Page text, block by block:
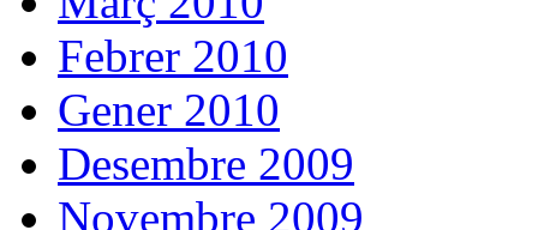
Febrer 2010
Gener 2010
Desembre 2009
Novembre 2009